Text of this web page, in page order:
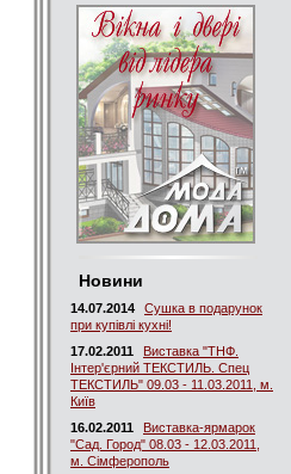
Новини
14.07.2014
Сушка в подарунок
при купівлі кухні!
17.02.2011
Виставка "ТНФ.
Інтер'єрний ТЕКСТИЛЬ. Спец
ТЕКСТИЛЬ" 09.03 - 11.03.2011, м.
Київ
16.02.2011
Виставка-ярмарок
"Сад. Город" 08.03 - 12.03.2011,
м. Сімферополь